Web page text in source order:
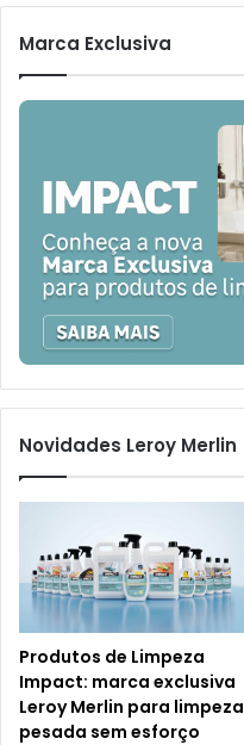
Marca Exclusiva
Novidades Leroy Merlin
Produtos de Limpeza
Impact: marca exclusiva
Leroy Merlin para limpeza
pesada sem esforço